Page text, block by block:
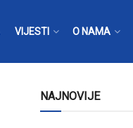
VIJESTI O NAMA
NAJNOVIJE